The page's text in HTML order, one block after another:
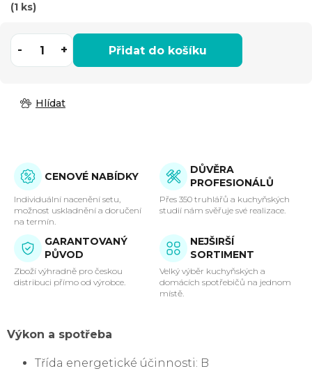
(1 ks)
Přidat do košíku
Hlídat
CENOVÉ NABÍDKY
Individuální nacenění setu,
možnost uskladnění a doručení
na termín.
DŮVĚRA
PROFESIONÁLŮ
Přes 350 truhlářů a kuchyňských
studií nám svěřuje své realizace.
GARANTOVANÝ
PŮVOD
Zboží výhradně pro českou
distribuci přímo od výrobce.
NEJŠIRŠÍ
SORTIMENT
Velký výběr kuchyňských a
domácích spotřebičů na jednom
místě.
Výkon a spotřeba
Třída energetické účinnosti: B